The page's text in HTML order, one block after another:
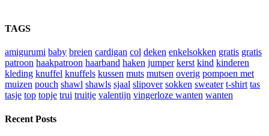
TAGS
amigurumi baby breien cardigan col deken enkelsokken gratis gratis
patroon haakpatroon haarband haken jumper kerst kind kinderen
kleding knuffel knuffels kussen muts mutsen overig pompoen met
muizen pouch shawl shawls sjaal slipover sokken sweater t-shirt tas
tasje top topje trui truitje valentijn vingerloze wanten wanten
Recent Posts